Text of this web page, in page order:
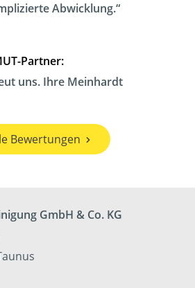
Abwicklung.
Partner:
uns. Ihre Meinhardt
Bewertungen
GmbH & Co. KG